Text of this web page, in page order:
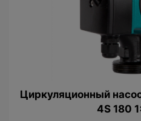
Циркуляционный
4S 180